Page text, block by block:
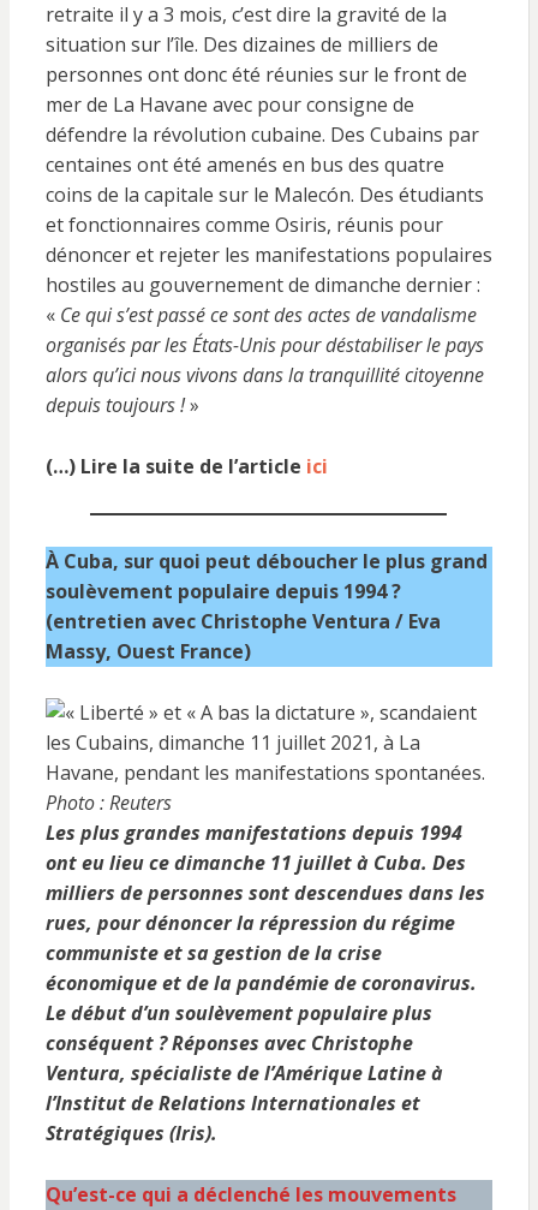
retraite il y a 3 mois, c’est dire la gravité de la
situation sur l’île. Des dizaines de milliers de
personnes ont donc été réunies sur le front de
mer de La Havane avec pour consigne de
défendre la révolution cubaine. Des Cubains par
centaines ont été amenés en bus des quatre
coins de la capitale sur le Malecón. Des étudiants
et fonctionnaires comme Osiris, réunis pour
dénoncer et rejeter les manifestations populaires
hostiles au gouvernement de dimanche dernier :
« Ce qui s’est passé ce sont des actes de vandalisme
organisés par les États-Unis pour déstabiliser le pays
alors qu’ici nous vivons dans la tranquillité citoyenne
depuis toujours !»
(…) Lire la suite de l’article ici
À Cuba, sur quoi peut déboucher le plus grand
soulèvement populaire depuis 1994 ?
(entretien avec Christophe Ventura / Eva
Massy, Ouest France)
Photo : Reuters
Les plus grandes manifestations depuis 1994
ont eu lieu ce dimanche 11 juillet à Cuba. Des
milliers de personnes sont descendues dans les
rues, pour dénoncer la répression du régime
communiste et sa gestion de la crise
économique et de la pandémie de coronavirus.
Le début d’un soulèvement populaire plus
conséquent ? Réponses avec Christophe
Ventura, spécialiste de l’Amérique Latine à
l’Institut de Relations Internationales et
Stratégiques (Iris).
Qu’est-ce qui a déclenché les mouvements